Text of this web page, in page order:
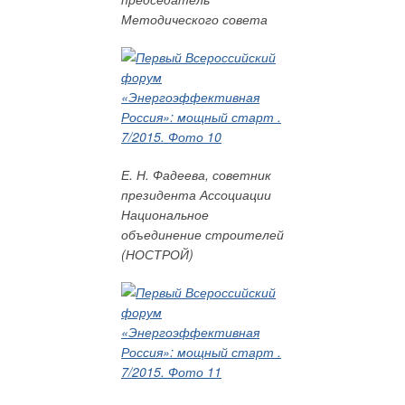
Методического совета
Е. Н. Фадеева, советник
президента Ассоциации
Национальное
объединение строителей
(НОСТРОЙ)
окупаемость происходит очень быстро.
Другой пилотный проект Фонда — в области учёта энергии.
Поскольку именно нами были введена практика
использования приборов учёта, Фонд сейчас обслуживает их
получает за эту услугу определённый доход. У нас
накопился большой опыт, в особенности в плане работы с
каким образом объединить передачу данных с наиболее
удалённых приборов учёта — информацию о расходе тепла,
электричества и воды, с тем чтобы можно было передавать
её в одну точку. На основе этого созрело предложение
создать регионального оператора коммерческого учёта всех
области было выпущено постановление о создании единой
АСКУЭ области. Благодаря новой структуре появляется
возможность проводить единую техническую политику в этом
направлении. Но целью проекта является именно создание
в регионе оператора коммерческого учёта ресурсов, который